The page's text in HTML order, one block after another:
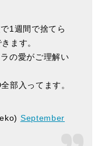
1週間で捨てら
ます。
の愛がご理解い
部入ってます。
September